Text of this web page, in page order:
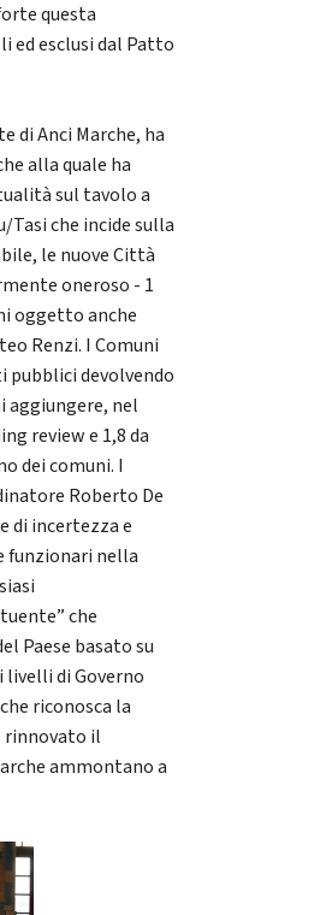
questa
ed esclusi dal Patto
di Anci Marche, ha
alla quale ha
sul tavolo a
che incide sulla
le nuove Città
oneroso - 1
oggetto anche
Renzi. I Comuni
pubblici devolvendo
aggiungere, nel
review e 1,8 da
dei comuni. I
Roberto De
di incertezza e
funzionari nella
che
Paese basato su
di Governo
riconosca la
rinnovato il
ammontano a